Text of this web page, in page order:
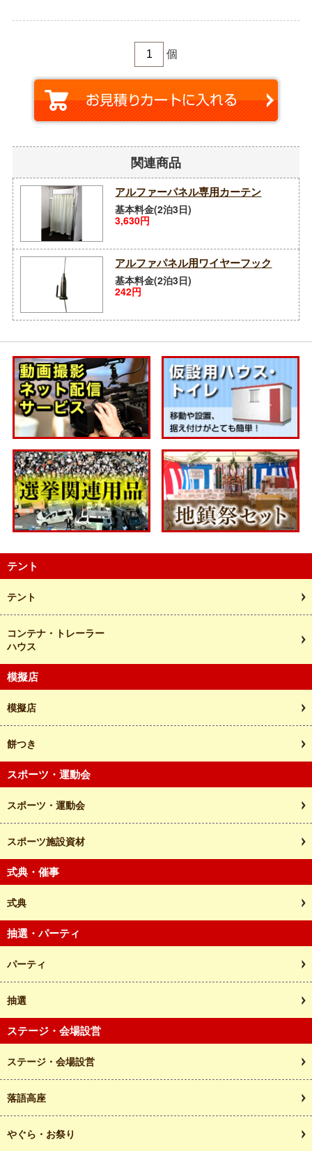
個
関連商品
アルファーパネル専用カーテン
基本料金(2泊3日)
3,630円
アルファパネル用ワイヤーフック
基本料金(2泊3日)
242円
テント
テント
コンテナ・トレーラー
ハウス
模擬店
模擬店
餅つき
スポーツ・運動会
スポーツ・運動会
スポーツ施設資材
式典・催事
式典
抽選・パーティ
パーティ
抽選
ステージ・会場設営
ステージ・会場設営
落語高座
やぐら・お祭り